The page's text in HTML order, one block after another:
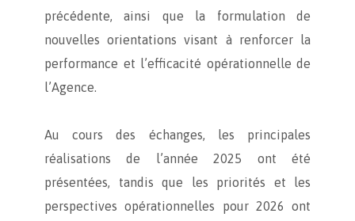
précédente, ainsi que la formulation de
nouvelles orientations visant à renforcer la
performance et l’efficacité opérationnelle de
l’Agence.
Au cours des échanges, les principales
réalisations de l’année 2025 ont été
présentées, tandis que les priorités et les
perspectives opérationnelles pour 2026 ont